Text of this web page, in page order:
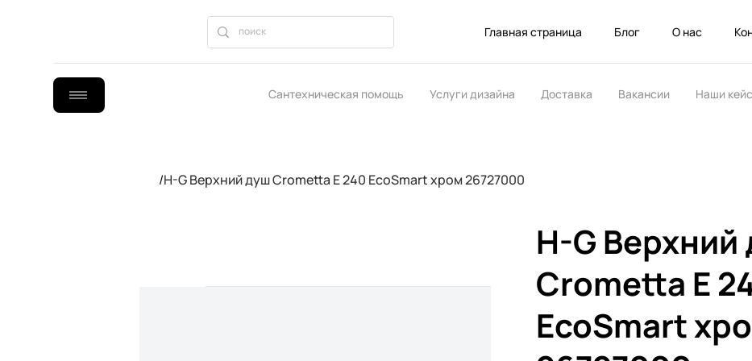
Главная страница Блог О нас
Сантехническая помощь Услуги дизайна Доставка Вакансии Наши
/H-G Верхний душ Crometta E 240 EcoSmart хром 26727000
H-G Верхний
Crometta E
EcoSmart